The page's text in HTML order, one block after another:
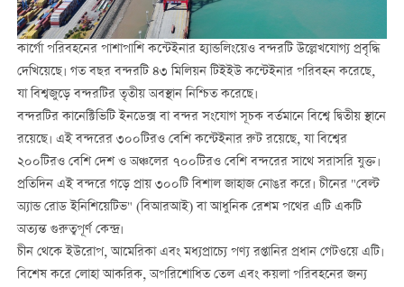
কার্গো পরিবহনের পাশাপাশি কন্টেইনার হ্যান্ডলিংয়েও বন্দরটি উল্লেখযোগ্য প্রবৃদ্ধি
দেখিয়েছে। গত বছর বন্দরটি ৪৩ মিলিয়ন টিইইউ কন্টেইনার পরিবহন করেছে,
যা বিশ্বজুড়ে বন্দরটির তৃতীয় অবস্থান নিশ্চিত করেছে।
বন্দরটির কানেক্টিভিটি ইনডেক্স বা বন্দর সংযোগ সূচক বর্তমানে বিশ্বে দ্বিতীয় স্থানে
রয়েছে। এই বন্দরের ৩০০টিরও বেশি কন্টেইনার রুট রয়েছে, যা বিশ্বের
২০০টিরও বেশি দেশ ও অঞ্চলের ৭০০টিরও বেশি বন্দরের সাথে সরাসরি যুক্ত।
প্রতিদিন এই বন্দরে গড়ে প্রায় ৩০০টি বিশাল জাহাজ নোঙর করে। চীনের "বেল্ট
অ্যান্ড রোড ইনিশিয়েটিভ" (বিআরআই) বা আধুনিক রেশম পথের এটি একটি
অত্যন্ত গুরুত্বপূর্ণ কেন্দ্র।
চীন থেকে ইউরোপ, আমেরিকা এবং মধ্যপ্রাচ্যে পণ্য রপ্তানির প্রধান গেটওয়ে এটি।
বিশেষ করে লোহা আকরিক, অপরিশোধিত তেল এবং কয়লা পরিবহনের জন্য